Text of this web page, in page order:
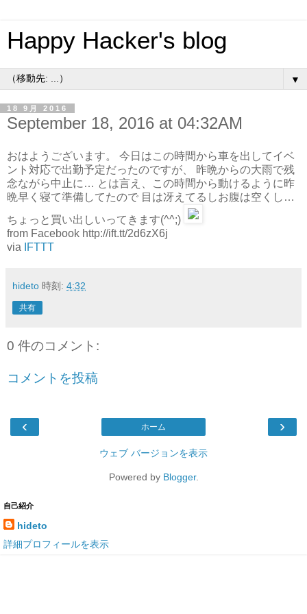
Happy Hacker's blog
▼
18 9月 2016
September 18, 2016 at 04:32AM
おはようございます。 今日はこの時間から車を出してイベ
ント対応で出勤予定だったのですが、 昨晩からの大雨で残
念ながら中止に… とは言え、この時間から動けるように昨
晩早く寝て準備してたので 目は冴えてるしお腹は空くし…
ちょっと買い出しいってきます(^^;)
from Facebook http://ift.tt/2d6zX6j
via
IFTTT
hideto 時刻: 4:32
共有
0 件のコメント:
コメントを投稿
‹ ›
ホーム
ウェブ バージョンを表示
Powered by Blogger.
自己紹介
hideto
詳細プロフィールを表示